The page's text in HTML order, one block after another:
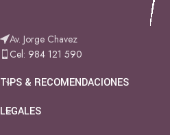
Av. Jorge Chavez
Cel: 984 121 590
TIPS & RECOMENDACIONES
LEGALES